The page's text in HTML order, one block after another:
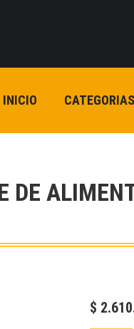
INICIO CATEGORIAS
DE
$